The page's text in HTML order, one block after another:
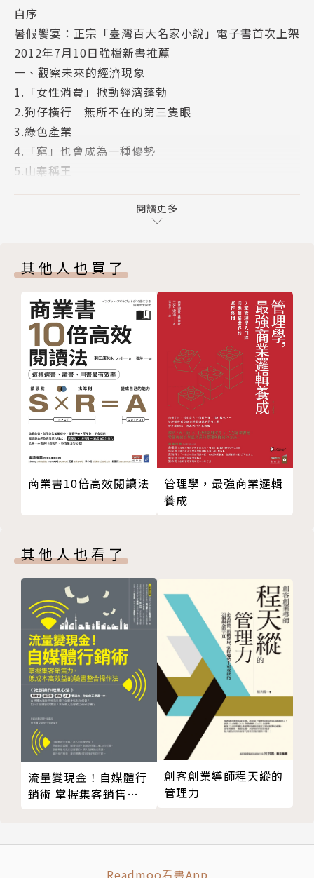
6.消費者變精明了
三、掌握未來的經濟商機
1.中國動漫產業
2.療傷系商品
3.銀髮族消費商品
4.都會美型男
5.大人的玩具經濟學
6.氣候變遷
四、未來經濟的準趨勢
5.西班牙語將繼華語成為國際主要語言
6.不以戀愛為基礎的結婚經濟學
作者榮恩．路．馬卡斯（Ron Lou Marcus）從正確的
「經濟觀念」談起，例如：「慢」的觀念、寵愛自己、
贏在「軟」及「巧」……等，觀察各種經濟現象後，例
如：「針對性」的消費新族群、中產階級淪為債奴（屋
奴、卡奴）……等。從而提出經濟的趨勢，例如：不以
愛情為基礎的結婚經濟學、消費極端化……等，及對未
來商機及工作機會的預測及看法。
「最早知道」是「最快成功」的祕訣，觀察與遠見比現
在的事業更形珍貴。
丹陽文化網站：http://www.danyangculture.com/
自序
暑假饗宴：正宗「臺灣百大名家小說」電子書首次上架
2012年7月10日強檔新書推薦
一、觀察未來的經濟現象
1.「女性消費」掀動經濟蓬勃
2.狗仔橫行─無所不在的第三隻眼
3.綠色產業
4.「窮」也會成為一種優勢
5.山寨稱王
二、迎向未來的經濟觀念
3.寵愛自己
5.八年級生的消費與價值觀
6.消費者變精明了
三、掌握未來的經濟商機
1.中國動漫產業
2.療傷系商品
3.銀髮族消費商品
4.都會美型男
5.大人的玩具經濟學
6.氣候變遷
四、未來經濟的準趨勢
4.小皇帝（小公主）的未來大商機
5.西班牙語將繼華語成為國際主要語言
6.不以戀愛為基礎的結婚經濟學
版權頁
閱讀更多
其他人也買了
商業書10倍高效閱讀法
管理學，最強商業邏輯
養成
其他人也看了
流量變現金！自媒體行
銷術 掌握集客銷售
創客創業導師程天縱的
管理力